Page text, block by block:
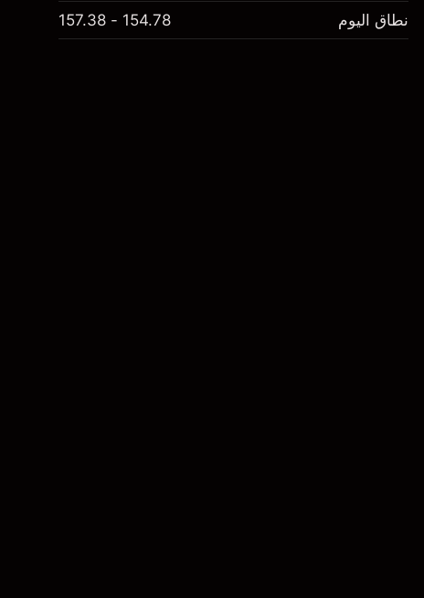
نطاق اليوم 154.78 - 157.38